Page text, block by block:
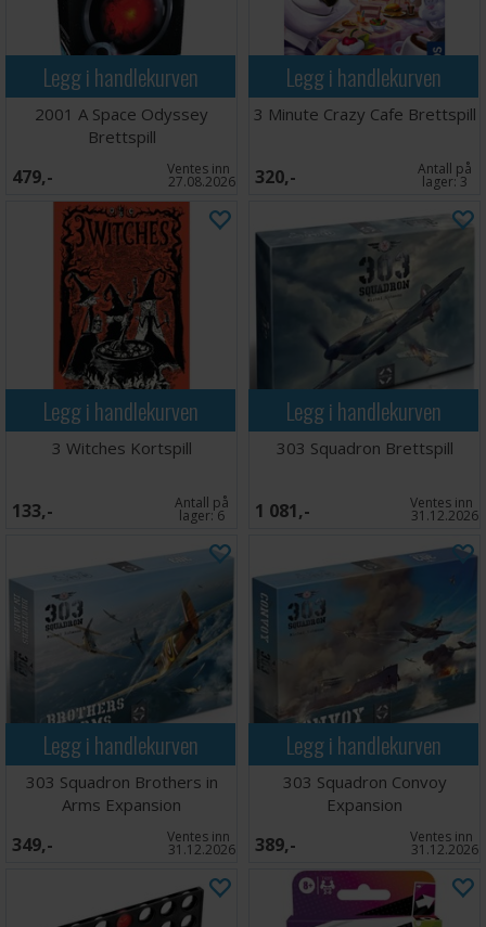
Legg i handlekurven
2001 A Space Odyssey
Brettspill
479,- Ventes inn
27.08.2026
Legg i handlekurven
3 Minute Crazy Cafe Brettspill
320,- Antall på
lager:3
Legg i handlekurven
3 Witches Kortspill
133,- Antall på
lager:6
Legg i handlekurven
303 Squadron Brettspill
1 081,- Ventes inn
31.12.2026
Legg i handlekurven
303 Squadron Brothers in
Arms Expansion
349,- Ventes inn
31.12.2026
Legg i handlekurven
303 Squadron Convoy
Expansion
389,- Ventes inn
31.12.2026